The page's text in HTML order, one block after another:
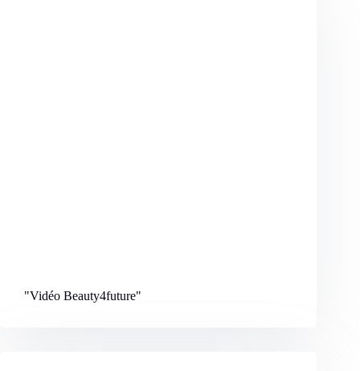
"Vidéo Beauty4future"